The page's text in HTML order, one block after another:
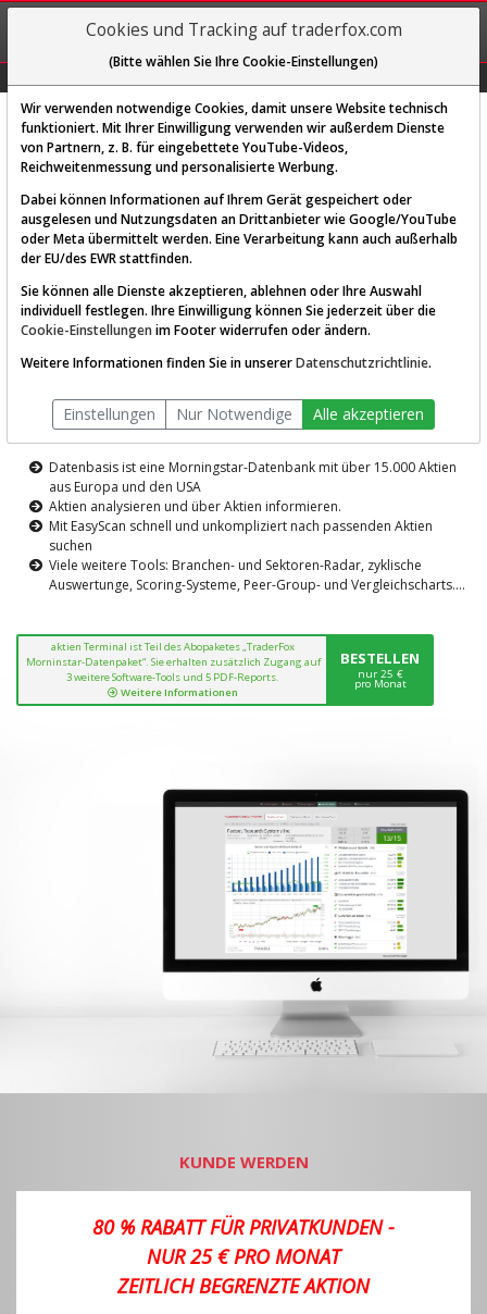
REGIS-
TRIEREN
Diese Funktion ist nur für
AKTIEN-TERMINAL
Die Aktienanalyse-Plattform von
TraderFox
Datenbasis ist eine Morningstar-Datenbank mit über 15.000 Aktien
aus Europa und den USA
Aktien analysieren und über Aktien informieren.
Mit EasyScan schnell und unkompliziert nach passenden Aktien
suchen
Viele weitere Tools: Branchen- und Sektoren-Radar, zyklische
Auswertunge, Scoring-Systeme, Peer-Group- und Vergleichscharts....
aktien Terminal ist Teil des Abopaketes „TraderFox
Morninstar-Datenpaket“. Sie erhalten zusätzlich Zugang auf
3 weitere Software-Tools und 5 PDF-Reports.
Weitere Informationen
BESTELLEN
nur 25 €
pro Monat
KUNDE WERDEN
80 % RABATT FÜR PRIVATKUNDEN -
NUR 25 € PRO MONAT
ZEITLICH BEGRENZTE AKTION
Cookies und Tracking auf traderfox.com
(Bitte wählen Sie Ihre Cookie-Einstellungen)
Wir verwenden notwendige Cookies, damit unsere Website technisch
funktioniert. Mit Ihrer Einwilligung verwenden wir außerdem Dienste
von Partnern, z. B. für eingebettete YouTube-Videos,
Reichweitenmessung und personalisierte Werbung.
Dabei können Informationen auf Ihrem Gerät gespeichert oder
ausgelesen und Nutzungsdaten an Drittanbieter wie Google/YouTube
oder Meta übermittelt werden. Eine Verarbeitung kann auch außerhalb
der EU/des EWR stattfinden.
Sie können alle Dienste akzeptieren, ablehnen oder Ihre Auswahl
individuell festlegen. Ihre Einwilligung können Sie jederzeit über die
Cookie-Einstellungen im Footer widerrufen oder ändern.
Weitere Informationen finden Sie in unsererDatenschutzrichtlinie.
Einstellungen Nur Notwendige Alle akzeptieren